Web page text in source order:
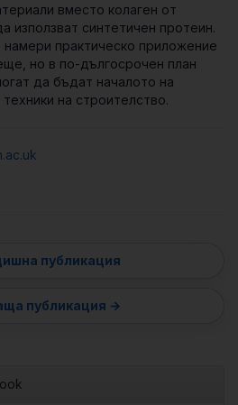
вместо колаген от
използват синтетичен протеин.
практическо приложение
но в по-дългосрочен план
да бъдат началото на
на строителство.